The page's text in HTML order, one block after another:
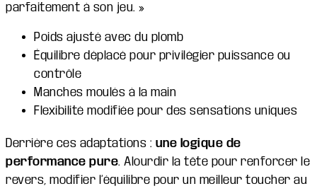
parfaitement à son jeu. »
Poids ajusté avec du plomb
Équilibre déplacé pour privilégier puissance ou
contrôle
Manches moulés à la main
Flexibilité modifiée pour des sensations uniques
Derrière ces adaptations : une logique de
performance pure. Alourdir la tête pour renforcer le
revers, modifier l’équilibre pour un meilleur toucher au